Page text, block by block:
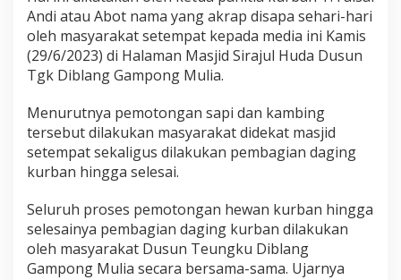
Andi atau Abot nama yang akrap disapa sehari-hari
oleh masyarakat setempat kepada media ini Kamis
(29/6/2023) di Halaman Masjid Sirajul Huda Dusun
Tgk Diblang Gampong Mulia.
Menurutnya pemotongan sapi dan kambing
tersebut dilakukan masyarakat didekat masjid
setempat sekaligus dilakukan pembagian daging
kurban hingga selesai.
Seluruh proses pemotongan hewan kurban hingga
selesainya pembagian daging kurban dilakukan
oleh masyarakat Dusun Teungku Diblang
Gampong Mulia secara bersama-sama. Ujarnya